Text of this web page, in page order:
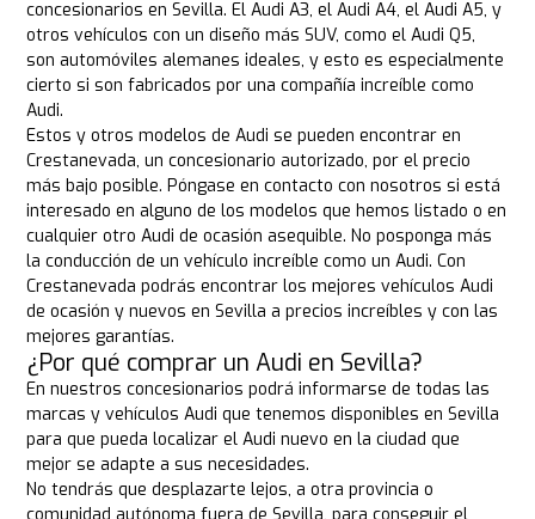
concesionarios en Sevilla. El Audi A3, el Audi A4, el Audi A5, y
otros vehículos con un diseño más SUV, como el Audi Q5,
son automóviles alemanes ideales, y esto es especialmente
cierto si son fabricados por una compañía increíble como
Audi.
Estos y otros modelos de Audi se pueden encontrar en
Crestanevada, un concesionario autorizado, por el precio
más bajo posible. Póngase en contacto con nosotros si está
interesado en alguno de los modelos que hemos listado o en
cualquier otro Audi de ocasión asequible. No posponga más
la conducción de un vehículo increíble como un Audi. Con
Crestanevada podrás encontrar los mejores vehículos Audi
de ocasión y nuevos en Sevilla a precios increíbles y con las
mejores garantías.
¿Por qué comprar un Audi en Sevilla?
En nuestros concesionarios podrá informarse de todas las
marcas y vehículos Audi que tenemos disponibles en Sevilla
para que pueda localizar el Audi nuevo en la ciudad que
mejor se adapte a sus necesidades.
No tendrás que desplazarte lejos, a otra provincia o